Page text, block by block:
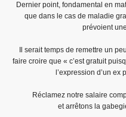
Dernier point, fondamental en
que dans le cas de maladie
prévoient
Il serait temps de remettre un
faire croire que « c’est gratuit
l’expression d’un
Réclamez notre salaire
et arrêtons la